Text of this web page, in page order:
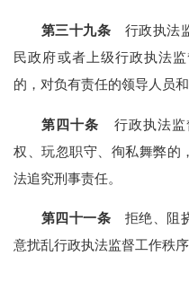
第三十九条 行政执法
民政府或者上级行政执法
的，对负有责任的领导人员
第四十条 行政执法监
权、玩忽职守、徇私舞弊的
法追究刑事责任。
第四十一条 拒绝、阻
意扰乱行政执法监督工作秩